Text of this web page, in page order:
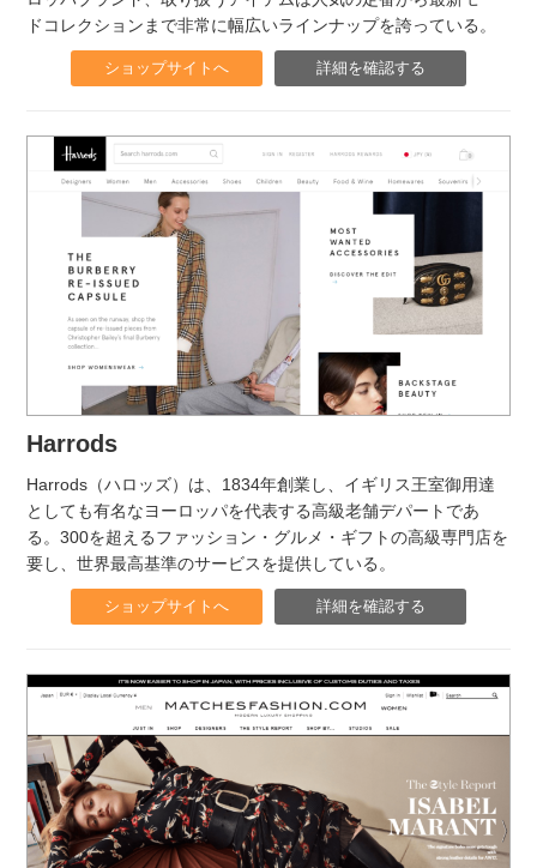
ドコレクションまで非常に幅広いラインナップを誇っている。
ショップサイトへ 詳細を確認する
Harrods
Harrods（ハロッズ）は、1834年創業し、イギリス王室御用達
としても有名なヨーロッパを代表する高級老舗デパートであ
る。300を超えるファッション・グルメ・ギフトの高級専門店を
要し、世界最高基準のサービスを提供している。
ショップサイトへ 詳細を確認する